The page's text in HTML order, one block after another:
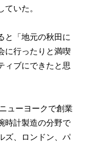
いた。
と「地元の秋田に
に行ったりと満喫
ィブにできたと思
ューヨークで創業
時計製造の分野で
ズ、ロンドン、パ